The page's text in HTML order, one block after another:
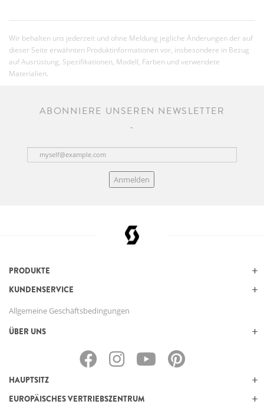
Wir behalten uns jederzeit und ohne Meldung jegliche Änderungen der auf
dieser Seite erwähnten Produktinformationen vor, insbesondere in Bezug
auf Ausrüstung, Spezifikationen, Modell, Farben und verwendete
Materialien.
ABONNIERE UNSEREN NEWSLETTER
Anmelden
PRODUKTE
KUNDENSERVICE
Allgemeine Geschäftsbedingungen
ÜBER UNS
HAUPTSITZ
EUROPÄISCHES VERTRIEBSZENTRUM